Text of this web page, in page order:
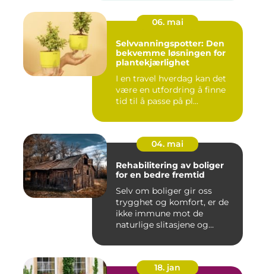
06. mai
Selvvanningspotter: Den
bekvemme løsningen for
plantekjærlighet
I en travel hverdag kan det
være en utfordring å finne
tid til å passe på pl...
04. mai
Rehabilitering av boliger
for en bedre fremtid
Selv om boliger gir oss
trygghet og komfort, er de
ikke immune mot de
naturlige slitasjene og
18. jan